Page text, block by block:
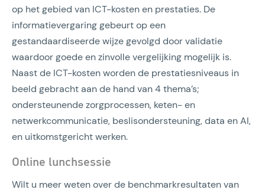
op het gebied van ICT-kosten en prestaties. De
informatievergaring gebeurt op een
gestandaardiseerde wijze gevolgd door validatie
waardoor goede en zinvolle vergelijking mogelijk is.
Naast de ICT-kosten worden de prestatiesniveaus in
beeld gebracht aan de hand van 4 thema’s;
ondersteunende zorgprocessen, keten- en
netwerkcommunicatie, beslisondersteuning, data en AI,
en uitkomstgericht werken.
Online lunchsessie
Wilt u meer weten over de benchmarkresultaten van